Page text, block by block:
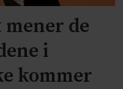
de
i
kommer